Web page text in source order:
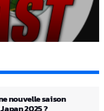
nouvelle saison
2025 ?